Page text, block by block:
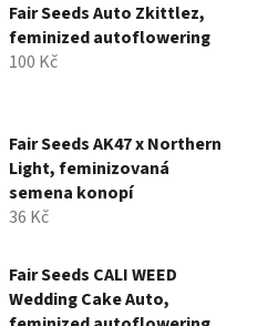
Fair Seeds Auto Zkittlez,
feminized autoflowering
100 Kč
Fair Seeds AK47 x Northern
Light, feminizovaná
semena konopí
36 Kč
Fair Seeds CALI WEED
Wedding Cake Auto,